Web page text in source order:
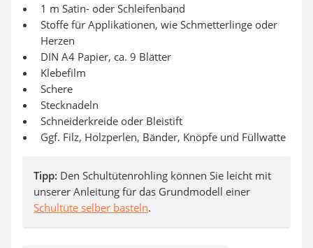
1 m Satin- oder Schleifenband
Stoffe für Applikationen, wie Schmetterlinge oder
Herzen
DIN A4 Papier, ca. 9 Blätter
Klebefilm
Schere
Stecknadeln
Schneiderkreide oder Bleistift
Ggf. Filz, Holzperlen, Bänder, Knöpfe und Füllwatte
Tipp: Den Schultütenrohling können Sie leicht mit
unserer Anleitung für das Grundmodell einer
Schultüte selber basteln.